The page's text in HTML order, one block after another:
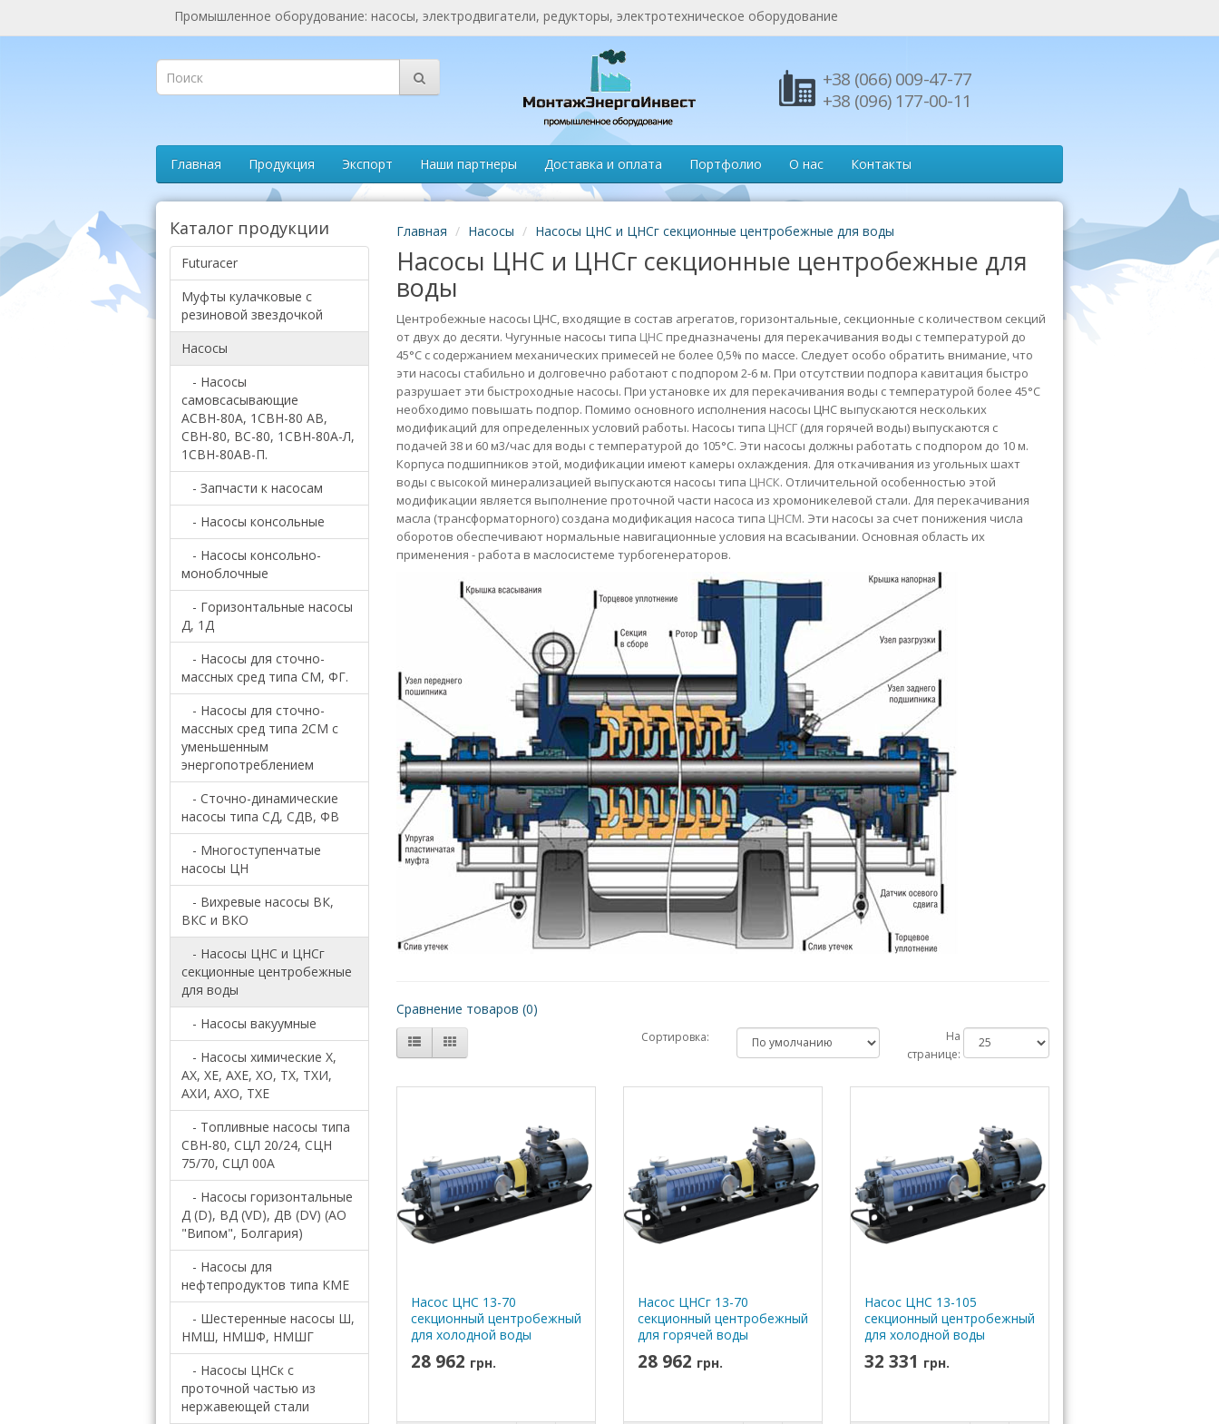
Промышленное оборудование: насосы, электродвигатели, редукторы, электротехническое оборудование
+38 (066) 009-47-77
+38 (096) 177-00-11
Главная Продукция Экспорт Наши партнеры Доставка и оплата Портфолио О нас Контакты
Каталог продукции
Futuracer
Муфты кулачковые с
резиновой звездочкой
Насосы
- Насосы
самовсасывающие
АСВН-80А, 1СВН-80 АВ,
СВН-80, ВС-80, 1СВН-80А-Л,
1СВН-80АВ-П.
- Запчасти к насосам
- Насосы консольные
- Насосы консольно-
моноблочные
- Горизонтальные насосы
Д, 1Д
- Насосы для сточно-
массных сред типа СМ, ФГ.
- Насосы для сточно-
массных сред типа 2СМ c
уменьшенным
энергопотреблением
- Сточно-динамические
насосы типа СД, СДB, ФВ
- Многоступенчатые
насосы ЦН
- Вихревые насосы ВК,
ВКС и ВКО
- Насосы ЦНС и ЦНСг
секционные центробежные
для воды
- Насосы вакуумные
- Насосы химические Х,
АХ, ХЕ, АХЕ, ХО, ТХ, ТХИ,
АХИ, АХО, ТХЕ
- Топливные насосы типа
СВН-80, СЦЛ 20/24, СЦН
75/70, СЦЛ 00А
- Насосы горизонтальные
Д (D), ВД (VD), ДВ (DV) (АО
"Випом", Болгария)
- Насосы для
нефтепродуктов типа КМЕ
- Шестеренные насосы Ш,
НМШ, НМШФ, НМШГ
- Насосы ЦНСк с
проточной частью из
нержавеющей стали
Главная Насосы Насосы ЦНС и ЦНСг секционные центробежные для воды
Насосы ЦНС и ЦНСг секционные центробежные для
воды
Центробежные насосы ЦНС, входящие в состав агрегатов, горизонтальные, секционные с количеством секций
от двух до десяти. Чугунные насосы типа ЦНС предназначены для перекачивания воды с температурой до
45°С с содержанием механических примесей не более 0,5% по массе. Следует особо обратить внимание, что
эти насосы стабильно и долговечно работают с подпором 2-6 м. При отсутствии подпора кавитация быстро
разрушает эти быстроходные насосы. При установке их для перекачивания воды с температурой более 45°С
необходимо повышать подпор. Помимо основного исполнения насосы ЦНС выпускаются нескольких
модификаций для определенных условий работы. Насосы типа ЦНСГ (для горячей воды) выпускаются с
подачей 38 и 60 м3/час для воды с температурой до 105°С. Эти насосы должны работать с подпором до 10 м.
Корпуса подшипников этой, модификации имеют камеры охлаждения. Для откачивания из угольных шахт
воды с высокой минерализацией выпускаются насосы типа ЦНСК. Отличительной особенностью этой
модификации является выполнение проточной части насоса из хромоникелевой стали. Для перекачивания
масла (трансформаторного) создана модификация насоса типа ЦНСМ. Эти насосы за счет понижения числа
оборотов обеспечивают нормальные навигационные условия на всасывании. Основная область их
применения - работа в маслосистеме турбогенераторов.
Сравнение товаров (0)
Сортировка:
На
странице:
Насос ЦНС 13-70
секционный центробежный
для холодной воды
28 962 грн.
Насос ЦНСг 13-70
секционный центробежный
для горячей воды
28 962 грн.
Насос ЦНС 13-105
секционный центробежный
для холодной воды
32 331 грн.